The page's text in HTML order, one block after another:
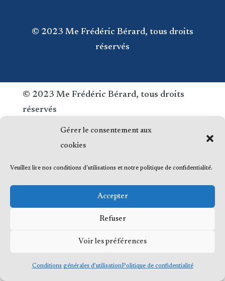
Gérer le consentement aux
cookies
Veuillez lire nos conditions d'utilisations et notre politique de confidentialité.
Accepter
Refuser
Voir les préférences
Conditions générales d’utilisationPolitique de confidentialité
© 2023 Me Frédéric Bérard, tous droits
réservés
© 2023 Me Frédéric Bérard, tous droits
réservés